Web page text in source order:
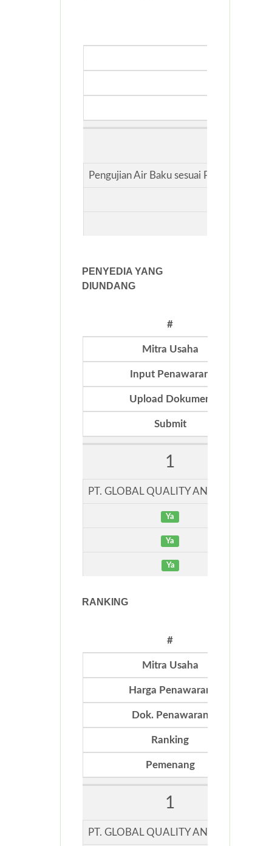
Pengujian Air Baku sesuai PPRI No.22
PENYEDIA YANG
DIUNDANG
#
Mitra Usaha
Input Penawaran
Upload Dokumen
Submit
1
PT. GLOBAL QUALITY ANALITICAL
Ya
Ya
Ya
RANKING
#
Mitra Usaha
Harga Penawaran
Dok. Penawaran
Ranking
Pemenang
1
PT. GLOBAL QUALITY ANALITICAL